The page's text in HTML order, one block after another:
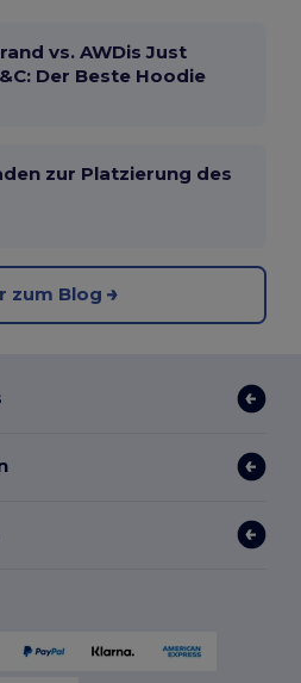
vs. AWDis Just
Der Beste Hoodie
zur Platzierung des
zum Blog